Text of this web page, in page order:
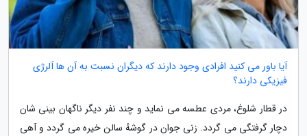
آیا باور می کنید افرادی وجود دارند که دیگران نسبت به آن ها آلرژی
فیزیکی دارند؟
در قطار شلوغ، مردی عطسه می نماید و چند نفر دیگر ناگهان بینی شان
دچار گرفتگی می گردد. زنی جوان در گوشهٔ سالن خیره می گردد و آهی